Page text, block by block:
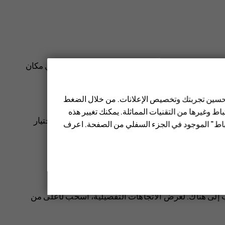
المواصلات العامة – استخدم موقعك الحالي أو أي مكان
على سبيل المثال directions_car
. لتغيير الوضع، عليك اختيار
إلى هناك. لعرض الاتجاهات التفصيلية، اسحب لأعلى من
تحسين تجربتك وتخصيص الإعلانات. من خلال الضغط
وغيرها من التقنيات المماثلة. يمكنك تغيير هذه
الموجود في الجزء السفلي من الصفحة. اعرف